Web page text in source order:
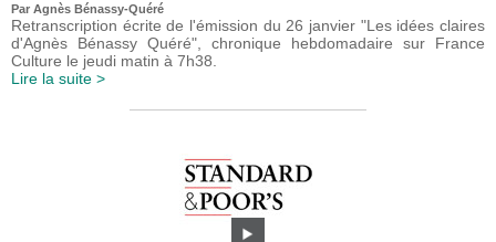
Par Agnès Bénassy-Quéré
Retranscription écrite de l'émission du 26 janvier "Les idées claires
d'Agnès Bénassy Quéré", chronique hebdomadaire sur France
Culture le jeudi matin à 7h38.
Lire la suite >